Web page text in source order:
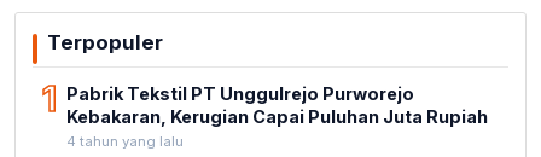
Terpopuler
1 Pabrik Tekstil PT Unggulrejo Purworejo
Kebakaran, Kerugian Capai Puluhan Juta Rupiah
4 tahun yang lalu